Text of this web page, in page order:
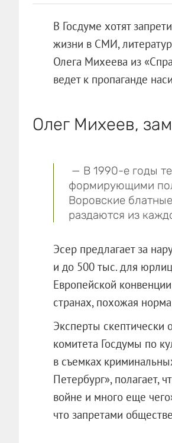
В Госдуме хотят
жизни в СМИ,
Олега Михеева из
ведет к пропаганде
Олег Михеев,
— В 1990-е годы
формирующими
Воровские
раздаются из
Эсер предлагает за
и до 500 тыс. для
Европейской
странах, похожая
Эксперты скептически
комитета Госдумы по
в съемках
Петербург», полагает,
войне и много еще
что запретами